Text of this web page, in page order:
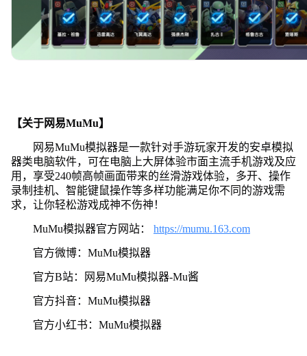
【关于网易MuMu】
网易MuMu模拟器是一款针对手游玩家开发的安卓模拟
器类电脑软件，可在电脑上大屏体验市面主流手机游戏及应
用，享受240帧高帧画面带来的丝滑游戏体验，多开、操作
录制挂机、智能键鼠操作等多样功能满足你不同的游戏需
求，让你轻松游戏成神不伤神！
MuMu模拟器官方网站： https://mumu.163.com
官方微博：MuMu模拟器
官方B站：网易MuMu模拟器-Mu酱
官方抖音：MuMu模拟器
官方小红书：MuMu模拟器